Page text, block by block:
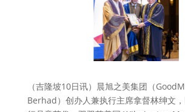
（吉隆坡10日讯）晨旭之美集团（
Berhad）创办人兼执行主席拿督林绅文